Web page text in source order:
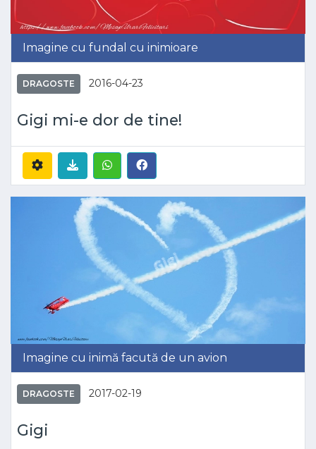
Imagine cu fundal cu inimioare
DRAGOSTE 2016-04-23
Gigi mi-e dor de tine!
Imagine cu inimă facută de un avion
DRAGOSTE 2017-02-19
Gigi